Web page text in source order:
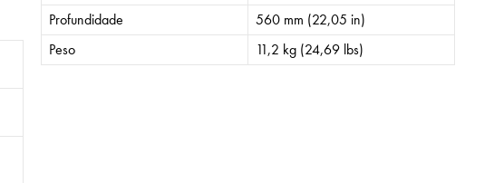
Profundidade
560 mm (22,05 in)
Peso
11,2 kg (24,69 lbs)